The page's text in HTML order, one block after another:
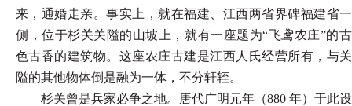
来，通婚走亲。事实上，就在福建、江西两省界碑福建省一
侧，位于杉关关隘的山坡上，就有一座题为“飞鸢农庄”的古
色古香的建筑物。这座农庄古建是江西人氏经营所有，与关
隘的其他物体倒是融为一体，不分轩轾。
杉关曾是兵家必争之地。唐代广明元年（880 年）于此设